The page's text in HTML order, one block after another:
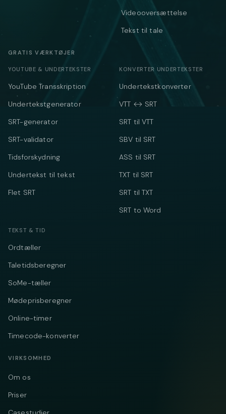
Videooversættelse
Tekst til tale
GRATIS VÆRKTØJER
YOUTUBE & UNDERTEKSTER
YouTube Transskription
Undertekstgenerator
SRT-generator
SRT-validator
Tidsforskydning
Undertekst til tekst
Flet SRT
KONVERTER UNDERTEKSTER
Undertekstkonverter
VTT ↔ SRT
SRT til VTT
SBV til SRT
ASS til SRT
TXT til SRT
SRT til TXT
SRT to Word
TEKST & TID
Ordtæller
Taletidsberegner
SoMe-tæller
Mødeprisberegner
Online-timer
Timecode-konverter
VIRKSOMHED
Om os
Priser